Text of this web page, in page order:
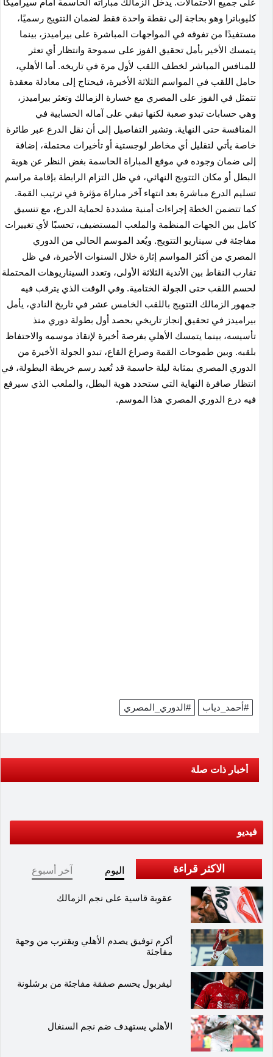
كليوباترا وهو بحاجة إلى نقطة واحدة فقط لضمان التتويج رسميًا،
مستفيدًا من تفوقه في المواجهات المباشرة على بيراميدز، بينما
يتمسك الأخير بأمل تحقيق الفوز على سموحة وانتظار أي تعثر
للمنافس المباشر لخطف اللقب لأول مرة في تاريخه. أما الأهلي،
حامل اللقب في المواسم الثلاثة الأخيرة، فيحتاج إلى معادلة معقدة
تتمثل في الفوز على المصري مع خسارة الزمالك وتعثر بيراميدز،
وهي حسابات تبدو صعبة لكنها تبقي على آماله الحسابية في
المنافسة حتى النهاية. وتشير التفاصيل إلى أن نقل الدرع عبر طائرة
خاصة يأتي لتقليل أي مخاطر لوجستية أو تأخيرات محتملة، إضافة
إلى ضمان وجوده في موقع المباراة الحاسمة بغض النظر عن هوية
البطل أو مكان التتويج النهائي، في ظل التزام الرابطة بإقامة مراسم
تسليم الدرع مباشرة بعد انتهاء آخر مباراة مؤثرة في ترتيب القمة.
كما تتضمن الخطة إجراءات أمنية مشددة لحماية الدرع، مع تنسيق
كامل بين الجهات المنظمة والملعب المستضيف، تحسبًا لأي تغييرات
مفاجئة في سيناريو التتويج. ويُعد الموسم الحالي من الدوري
المصري من أكثر المواسم إثارة خلال السنوات الأخيرة، في ظل
تقارب النقاط بين الأندية الثلاثة الأولى، وتعدد السيناريوهات المحتملة
لحسم اللقب حتى الجولة الختامية. وفي الوقت الذي يترقب فيه
جمهور الزمالك التتويج باللقب الخامس عشر في تاريخ النادي، يأمل
بيراميدز في تحقيق إنجاز تاريخي بحصد أول بطولة دوري منذ
تأسيسه، بينما يتمسك الأهلي بفرصة أخيرة لإنقاذ موسمه والاحتفاظ
بلقبه. وبين طموحات القمة وصراع القاع، تبدو الجولة الأخيرة من
الدوري المصري بمثابة ليلة حاسمة قد تُعيد رسم خريطة البطولة، في
انتظار صافرة النهاية التي ستحدد هوية البطل، والملعب الذي سيرفع
فيه درع الدوري المصري هذا الموسم.
#الدوري_المصري #أحمد_دياب
أخبار ذات صلة
فيديو
الاكثر قراءة اليوم آخر أسبوع
عقوبة قاسية على نجم الزمالك
أكرم توفيق يصدم الأهلي ويقترب من وجهة
مفاجئة
ليفربول يحسم صفقة مفاجئة من برشلونة
الأهلي يستهدف ضم نجم السنغال